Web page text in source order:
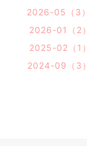
2026-05（3）
2026-01（2）
2025-02（1）
2024-09（3）